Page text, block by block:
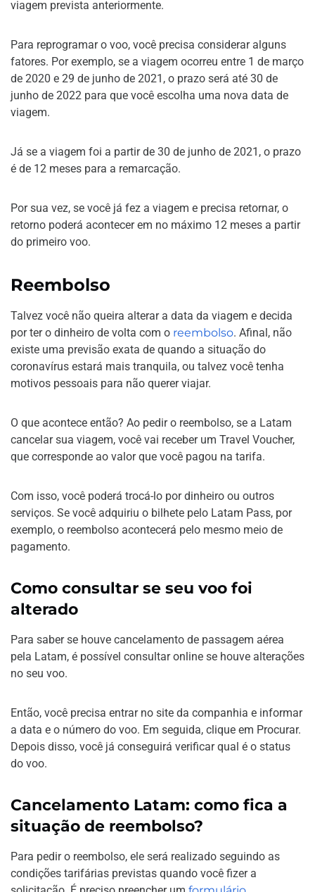
viagem prevista anteriormente.
Para reprogramar o voo, você precisa considerar alguns
fatores. Por exemplo, se a viagem ocorreu entre 1 de março
de 2020 e 29 de junho de 2021, o prazo será até 30 de
junho de 2022 para que você escolha uma nova data de
viagem.
Já se a viagem foi a partir de 30 de junho de 2021, o prazo
é de 12 meses para a remarcação.
Por sua vez, se você já fez a viagem e precisa retornar, o
retorno poderá acontecer em no máximo 12 meses a partir
do primeiro voo.
Reembolso
Talvez você não queira alterar a data da viagem e decida
por ter o dinheiro de volta com o reembolso. Afinal, não
existe uma previsão exata de quando a situação do
coronavírus estará mais tranquila, ou talvez você tenha
motivos pessoais para não querer viajar.
O que acontece então? Ao pedir o reembolso, se a Latam
cancelar sua viagem, você vai receber um Travel Voucher,
que corresponde ao valor que você pagou na tarifa.
Com isso, você poderá trocá-lo por dinheiro ou outros
serviços. Se você adquiriu o bilhete pelo Latam Pass, por
exemplo, o reembolso acontecerá pelo mesmo meio de
pagamento.
Como consultar se seu voo foi
alterado
Para saber se houve cancelamento de passagem aérea
pela Latam, é possível consultar online se houve alterações
no seu voo.
Então, você precisa entrar no site da companhia e informar
a data e o número do voo. Em seguida, clique em Procurar.
Depois disso, você já conseguirá verificar qual é o status
do voo.
Cancelamento Latam: como fica a
situação de reembolso?
Para pedir o reembolso, ele será realizado seguindo as
condições tarifárias previstas quando você fizer a